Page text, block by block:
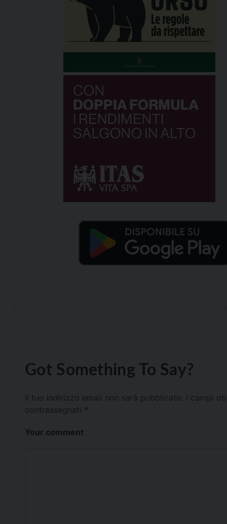
Got Something To Say?
Il tuo indirizzo email non sarà pubblicato.
I campi
contrassegnati *
Your comment